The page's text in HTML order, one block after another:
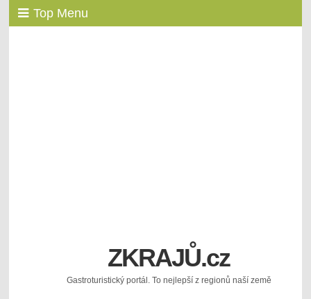
Top Menu
ZKRAJŮ.cz
Gastroturistický portál. To nejlepší z regionů naší země